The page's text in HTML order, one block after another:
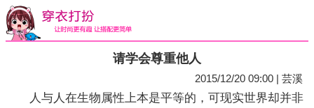
请学会尊重他人
2015/12/20 09:00 | 芸溪
人与人在生物属性上本是平等的，可现实世界却并非